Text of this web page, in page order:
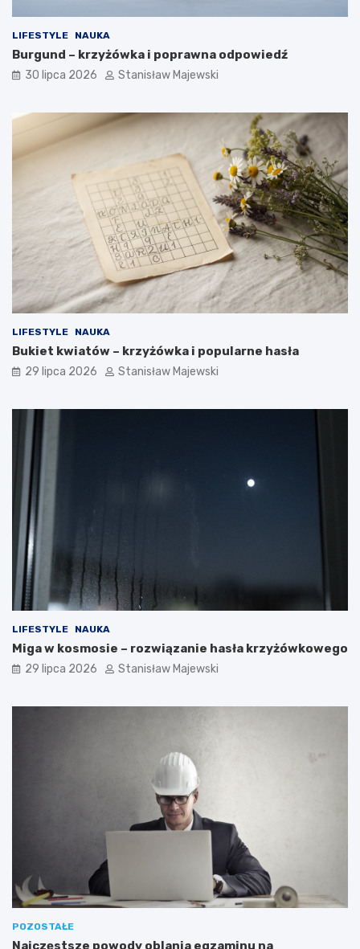
LIFESTYLE NAUKA
Burgund – krzyżówka i poprawna odpowiedź
30 lipca 2026 Stanisław Majewski
LIFESTYLE NAUKA
Bukiet kwiatów – krzyżówka i popularne hasła
29 lipca 2026 Stanisław Majewski
LIFESTYLE NAUKA
Miga w kosmosie – rozwiązanie hasła krzyżówkowego
29 lipca 2026 Stanisław Majewski
POZOSTAŁE
Najczęstsze powody oblania egzaminu na